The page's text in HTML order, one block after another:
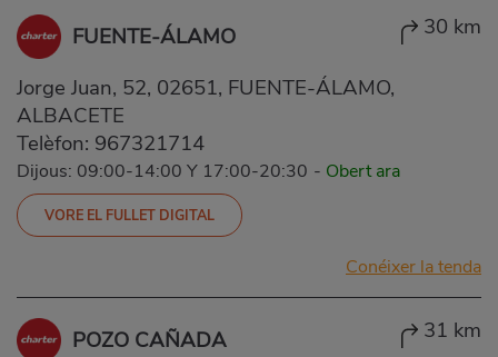
FUENTE-ÁLAMO 30 km
Jorge Juan, 52, 02651, FUENTE-ÁLAMO,
ALBACETE
Telèfon: 967321714
Dijous: 09:00-14:00 Y 17:00-20:30 - Obert ara
VORE EL FULLET DIGITAL
Conéixer la tenda
POZO CAÑADA 31 km